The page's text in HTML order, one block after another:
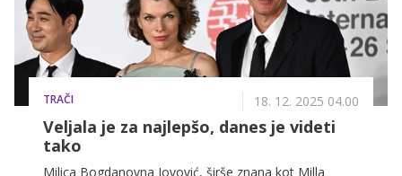
TRAČI 18. 12. 2025 04.00
Veljala je za najlepšo, danes je videti
tako
Milica Bogdanovna Jovović, širše znana kot Milla